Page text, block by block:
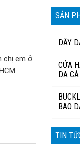
chị em ở
SẢN
DÂY
CỬA
DA
BAO
TIN